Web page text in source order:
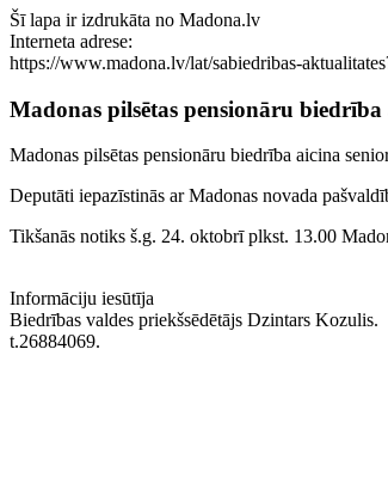
Šī lapa ir izdrukāta no Madona.lv
Interneta adrese:
https://www.madona.lv/lat/sabiedribas-
Madonas pilsētas pensionāru
Madonas pilsētas pensionāru biedrība aicina
Deputāti iepazīstinās ar Madonas novada
Tikšanās notiks š.g. 24. oktobrī plkst. 13.00
Informāciju iesūtīja
Biedrības valdes priekšsēdētājs Dzintars Kozulis.
t.26884069.